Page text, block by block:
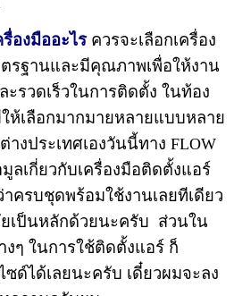
องมืออะไรควรจะเลือกเครื่อง
รฐานและมีคุณภาพเพื่อให้งาน
ะรวดเร็วในการติดตั้ง ในท้อง
ห้เลือกมากมายหลายแบบหลาย
งประเทศเองวันนี้ทาง FLOW
ลเกี่ยวกับเครื่องมือติดตั้งแอร์
ครบชุดพร้อมใช้งานเลยทีเดียว
เป็นหลักด้วยนะครับ ส่วนใน
ๆ ในการใช้ติดตั้งแอร์ ก็
ซด์ได้เลยนะครับ เดี๋ยวผมจะลง